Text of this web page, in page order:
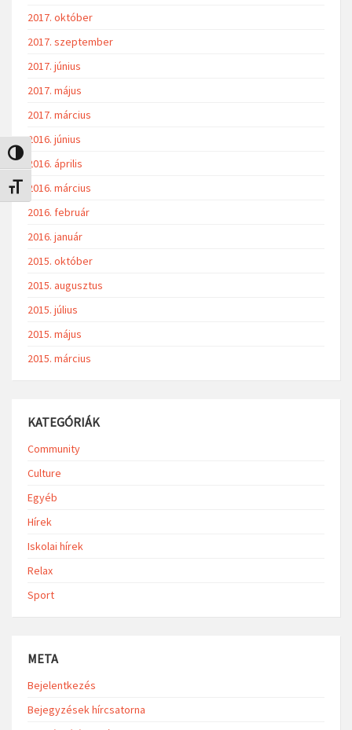
Nagy kontraszt váltása
Betűméret váltása
2017. október
2017. szeptember
2017. június
2017. május
2017. március
2016. június
2016. április
2016. március
2016. február
2016. január
2015. október
2015. augusztus
2015. július
2015. május
2015. március
KATEGÓRIÁK
Community
Culture
Egyéb
Hírek
Iskolai hírek
Relax
Sport
META
Bejelentkezés
Bejegyzések hírcsatorna